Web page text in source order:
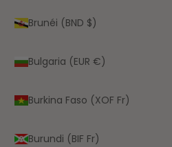
Brunéi (BND $)
Bulgaria (EUR €)
Burkina Faso (XOF Fr)
Burundi (BIF Fr)